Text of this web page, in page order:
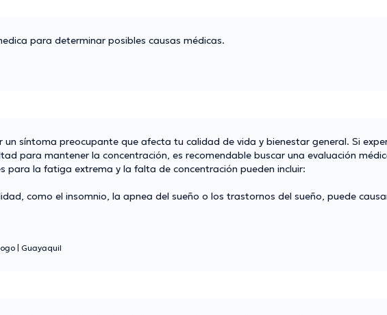
para determinar posibles causas médicas.
síntoma preocupante que afecta tu calidad de vida y bienestar general. Si
para mantener la concentración, es recomendable buscar una evaluación
para la fatiga extrema y la falta de concentración pueden incluir:
como el insomnio, la apnea del sueño o los trastornos del sueño, puede
Guayaquil